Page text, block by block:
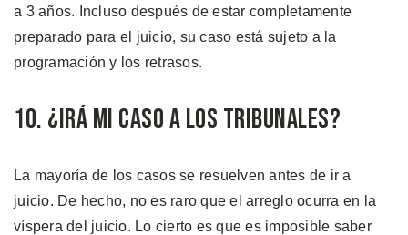
a 3 años. Incluso después de estar completamente
preparado para el juicio, su caso está sujeto a la
programación y los retrasos.
10. ¿Irá mi Caso a los Tribunales?
La mayoría de los casos se resuelven antes de ir a
juicio. De hecho, no es raro que el arreglo ocurra en la
víspera del juicio. Lo cierto es que es imposible saber